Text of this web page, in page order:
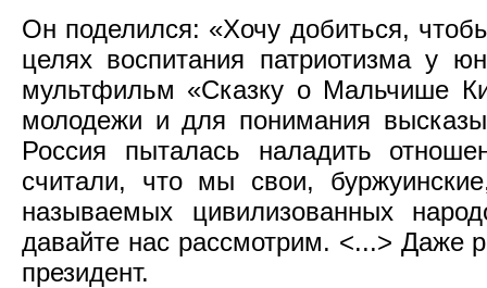
Он поделился: «Хочу добиться,
целях воспитания патриотизма у
мультфильм «Сказку о Мальчише
молодежи и для понимания
Россия пыталась наладить
считали, что мы свои,
называемых цивилизованных
давайте нас рассмотрим. <...> Даже
президент.